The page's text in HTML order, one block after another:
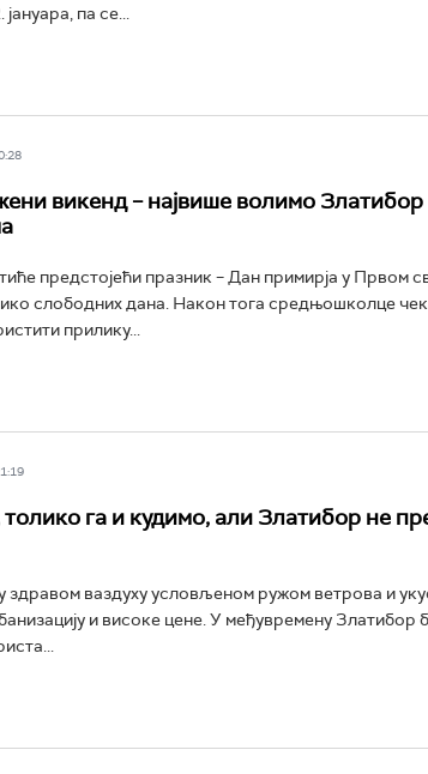
па се...
викенд – највише волимо Златибор
предстојећи празник – Дан примирја у Првом
слободних дана. Након тога средњошколце
прилику...
га и кудимо, али Златибор не
ваздуху условљеном ружом ветрова и
и високе цене. У међувремену Златибор